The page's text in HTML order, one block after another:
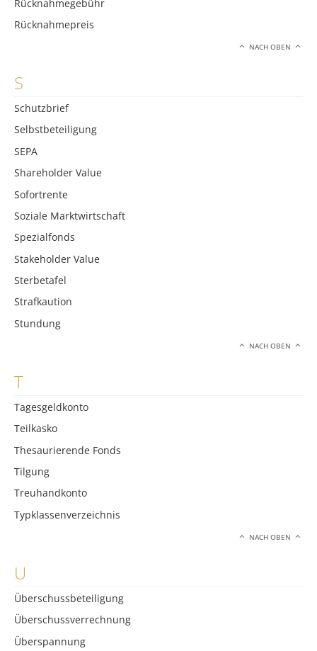
Rücknahmegebühr
Rücknahmepreis
NACH OBEN
S
Schutzbrief
Selbstbeteiligung
SEPA
Shareholder Value
Sofortrente
Soziale Marktwirtschaft
Spezialfonds
Stakeholder Value
Sterbetafel
Strafkaution
Stundung
NACH OBEN
T
Tagesgeldkonto
Teilkasko
Thesaurierende Fonds
Tilgung
Treuhandkonto
Typklassenverzeichnis
NACH OBEN
U
Überschussbeteiligung
Überschussverrechnung
Überspannung